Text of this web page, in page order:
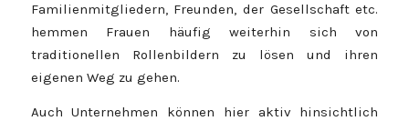
Familienmitgliedern, Freunden, der Gesellschaft etc.
hemmen Frauen häufig weiterhin sich von
traditionellen Rollenbildern zu lösen und ihren
eigenen Weg zu gehen.
Auch Unternehmen können hier aktiv hinsichtlich